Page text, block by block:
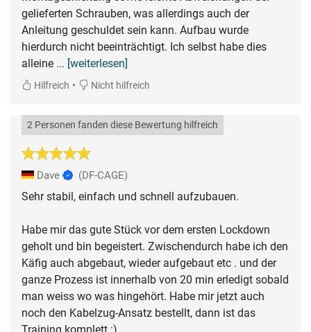
gelieferten Schrauben, was allerdings auch der
Anleitung geschuldet sein kann. Aufbau wurde
hierdurch nicht beeinträchtigt. Ich selbst habe dies
alleine ... [weiterlesen]
Hilfreich • Nicht hilfreich
2 Personen fanden diese Bewertung hilfreich
Dave (DF-CAGE)
Sehr stabil, einfach und schnell aufzubauen.
Habe mir das gute Stück vor dem ersten Lockdown
geholt und bin begeistert. Zwischendurch habe ich den
Käfig auch abgebaut, wieder aufgebaut etc . und der
ganze Prozess ist innerhalb von 20 min erledigt sobald
man weiss wo was hingehört. Habe mir jetzt auch
noch den Kabelzug-Ansatz bestellt, dann ist das
Training komplett :)